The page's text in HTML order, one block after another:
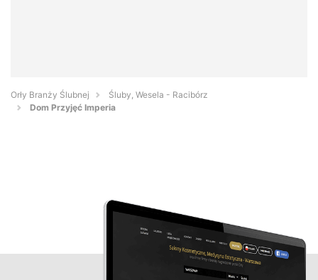
Orły Branży Ślubnej
Śluby, Wesela - Racibórz
Dom Przyjęć Imperia